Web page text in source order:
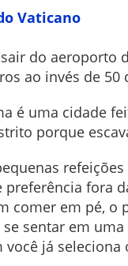
Vaticano
do aeroporto
ao invés de
é uma cidade
porque
fora
comer em pé,
sentar em
já